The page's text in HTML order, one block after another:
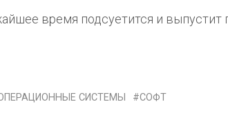
время подсуетится и
СИСТЕМЫ СОФТ